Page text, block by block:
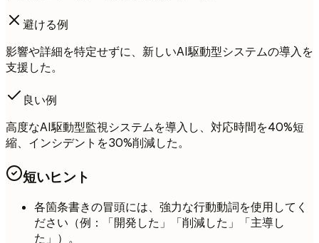
避ける例
影響や詳細を特定せずに、新しいAI駆動型システムの導入を
支援した。
良い例
高度なAI駆動型監視システムを導入し、対応時間を40%短
縮、インシデントを30%削減した。
短いヒント
各箇条書きの冒頭には、強力な行動動詞を使用してく
ださい（例：「開発した」「削減した」「主導し
た」）。